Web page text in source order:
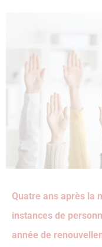
Quatre ans après la
instances de
année de